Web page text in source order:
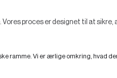
proces er designet til at sikre,
ramme. Vi er ærlige omkring, hvad